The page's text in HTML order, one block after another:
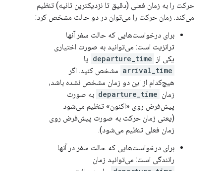
حرکت را به زمان فعلی (دقیق تا نزدیکترین ثانیه) تنظیم
می‌کند. زمان حرکت را می‌توان در دو حالت مشخص کرد:
برای درخواست‌هایی که حالت سفر آنها
ترانزیت است: می‌توانید به صورت اختیاری
یکی از departure_time یا
arrival_time مشخص کنید. اگر
هیچ‌کدام از این دو زمان مشخص نشده باشد،
زمان departure_time به صورت
پیش‌فرض روی «اکنون» تنظیم می‌شود
(یعنی زمان حرکت به صورت پیش‌فرض روی
زمان فعلی تنظیم می‌شود).
برای درخواست‌هایی که حالت سفر در آنها
رانندگی است: می‌توانید زمان